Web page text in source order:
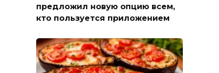
предложил новую опцию всем,
кто пользуется приложением